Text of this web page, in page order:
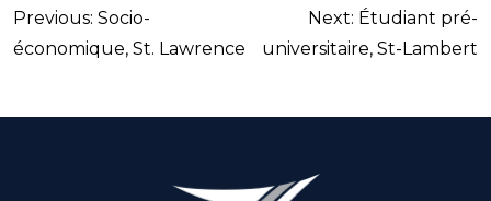
du jour, calendrier et procès-verbaux
Navigation
de
Previous: Socio-
économique, St. Lawrence
Next: Étudiant pré-
universitaire, St-Lambert